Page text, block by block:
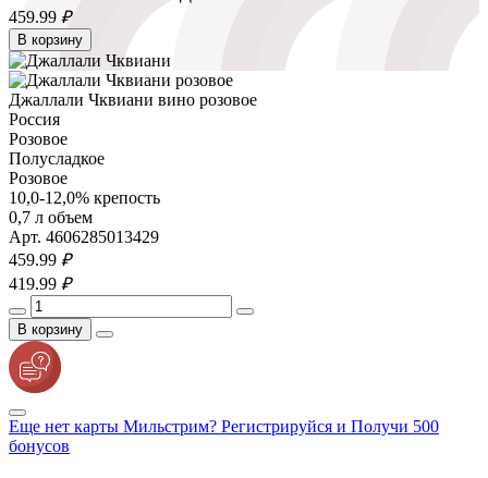
459.99 ₽
В корзину
Джаллали Чквиани вино розовое
Россия
Розовое
Полусладкое
Розовое
10,0-12,0% крепость
0,7 л объем
Арт. 4606285013429
459.99 ₽
419.99 ₽
В корзину
Еще нет карты Мильстрим? Регистрируйся и Получи 500
бонусов